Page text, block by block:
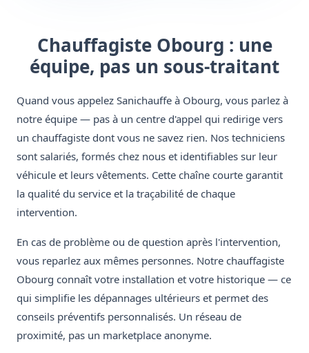
Chauffagiste Obourg : une
équipe, pas un sous-traitant
Quand vous appelez Sanichauffe à Obourg, vous parlez à
notre équipe — pas à un centre d'appel qui redirige vers
un chauffagiste dont vous ne savez rien. Nos techniciens
sont salariés, formés chez nous et identifiables sur leur
véhicule et leurs vêtements. Cette chaîne courte garantit
la qualité du service et la traçabilité de chaque
intervention.
En cas de problème ou de question après l'intervention,
vous reparlez aux mêmes personnes. Notre chauffagiste
Obourg connaît votre installation et votre historique — ce
qui simplifie les dépannages ultérieurs et permet des
conseils préventifs personnalisés. Un réseau de
proximité, pas un marketplace anonyme.